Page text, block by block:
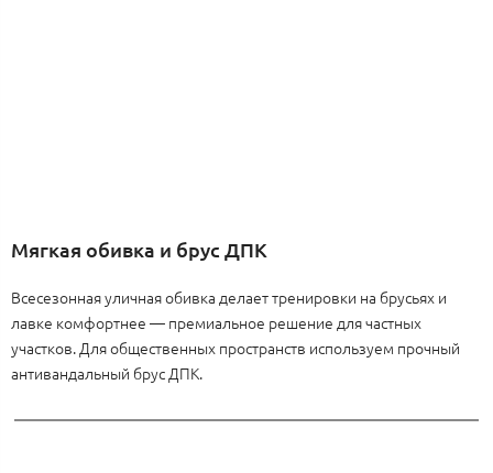
Мягкая обивка и брус ДПК
Всесезонная уличная обивка делает тренировки на брусьях и
лавке комфортнее — премиальное решение для частных
участков. Для общественных пространств используем прочный
антивандальный брус ДПК.